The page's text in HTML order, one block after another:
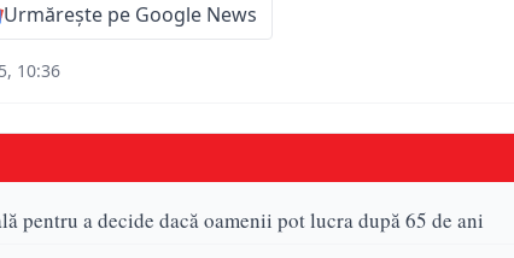
Urmărește pe Google News
10:36
pentru a decide dacă oamenii pot lucra după 65 de ani